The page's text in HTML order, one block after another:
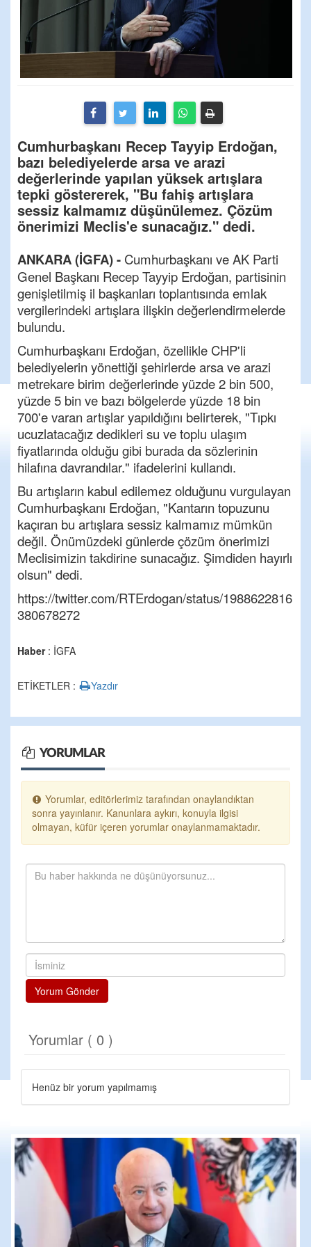
Cumhurbaşkanı Recep Tayyip Erdoğan,
bazı belediyelerde arsa ve arazi
değerlerinde yapılan yüksek artışlara
tepki göstererek, "Bu fahiş artışlara
sessiz kalmamız düşünülemez. Çözüm
önerimizi Meclis'e sunacağız." dedi.
ANKARA (İGFA) - Cumhurbaşkanı ve AK Parti
Genel Başkanı Recep Tayyip Erdoğan, partisinin
genişletilmiş il başkanları toplantısında emlak
vergilerindeki artışlara ilişkin değerlendirmelerde
bulundu.
Cumhurbaşkanı Erdoğan, özellikle CHP'li
belediyelerin yönettiği şehirlerde arsa ve arazi
metrekare birim değerlerinde yüzde 2 bin 500,
yüzde 5 bin ve bazı bölgelerde yüzde 18 bin
700'e varan artışlar yapıldığını belirterek, "Tıpkı
ucuzlatacağız dedikleri su ve toplu ulaşım
fiyatlarında olduğu gibi burada da sözlerinin
hilafına davrandılar." ifadelerini kullandı.
Bu artışların kabul edilemez olduğunu vurgulayan
Cumhurbaşkanı Erdoğan, "Kantarın topuzunu
kaçıran bu artışlara sessiz kalmamız mümkün
değil. Önümüzdeki günlerde çözüm önerimizi
Meclisimizin takdirine sunacağız. Şimdiden hayırlı
olsun" dedi.
https://twitter.com/RTErdogan/status/1988622816
380678272
Haber: İGFA
ETİKETLER : Yazdır
YORUMLAR
Yorumlar, editörlerimiz tarafından onaylandıktan
sonra yayınlanır. Kanunlara aykırı, konuyla ilgisi
olmayan, küfür içeren yorumlar onaylanmamaktadır.
Yorum Gönder
Yorumlar ( 0 )
Henüz bir yorum yapılmamış